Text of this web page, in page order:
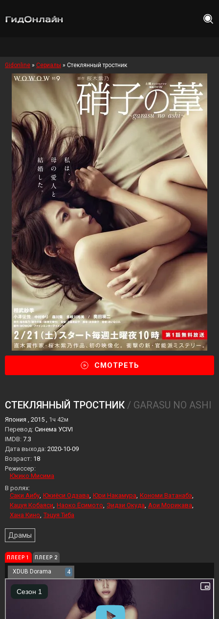
Gidonline » Сериалы » Стеклянный тростник
СМОТРЕТЬ
СТЕКЛЯННЫЙ ТРОСТНИК / GARASU NO ASHI
Япония , 2015 , 1ч 42м
Перевод: Синема УСIVI
IMDB: 7.3
Дата выхода: 2020-10-09
Возраст: 18
Режиссер:
Юкико Мисима
В ролях:
Саки Аибу Юкиёси Одзава Юри Накамура Кономи Ватанабэ
Кацуя Кобаяси Наоко Ёсимото Эидзи Окуда Аои Морикава
Хана Кино Тэцуя Тиба
Драмы
ПЛЕЕР 1 ПЛЕЕР 2
XDUB Dorama 4